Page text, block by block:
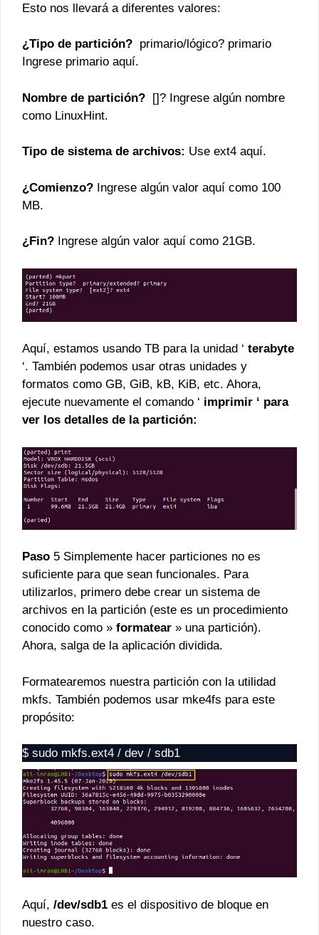
Esto nos llevará a diferentes valores:
¿Tipo de partición? primario/lógico? primario
Ingrese primario aquí.
Nombre de partición? []? Ingrese algún nombre
como LinuxHint.
Tipo de sistema de archivos: Use ext4 aquí.
¿Comienzo? Ingrese algún valor aquí como 100
MB.
¿Fin? Ingrese algún valor aquí como 21GB.
Aquí, estamos usando TB para la unidad ‘ terabyte
‘. También podemos usar otras unidades y
formatos como GB, GiB, kB, KiB, etc. Ahora,
ejecute nuevamente el comando ‘ imprimir ‘ para
ver los detalles de la partición:
Paso 5 Simplemente hacer particiones no es
suficiente para que sean funcionales. Para
utilizarlos, primero debe crear un sistema de
archivos en la partición (este es un procedimiento
conocido como » formatear » una partición).
Ahora, salga de la aplicación dividida.
Formatearemos nuestra partición con la utilidad
mkfs. También podemos usar mke4fs para este
propósito:
$ sudo mkfs.ext4 / dev / sdb1
Aquí, /dev/sdb1 es el dispositivo de bloque en
nuestro caso.